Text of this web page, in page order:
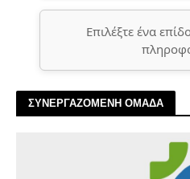
Επιλέξτε ένα
ΣΥΝΕΡΓΑΖΟΜΕΝΗ ΟΜΑΔΑ